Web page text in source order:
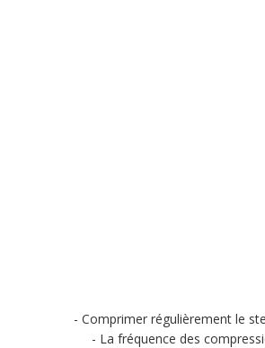
Comprimer régulièrement le
La fréquence des